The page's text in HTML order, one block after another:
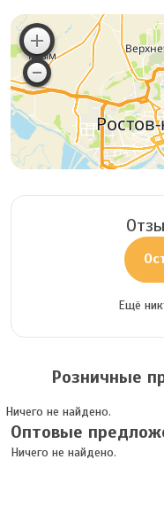
Ещё
Розничные
Ничего не найдено.
Оптовые
Ничего не найдено.